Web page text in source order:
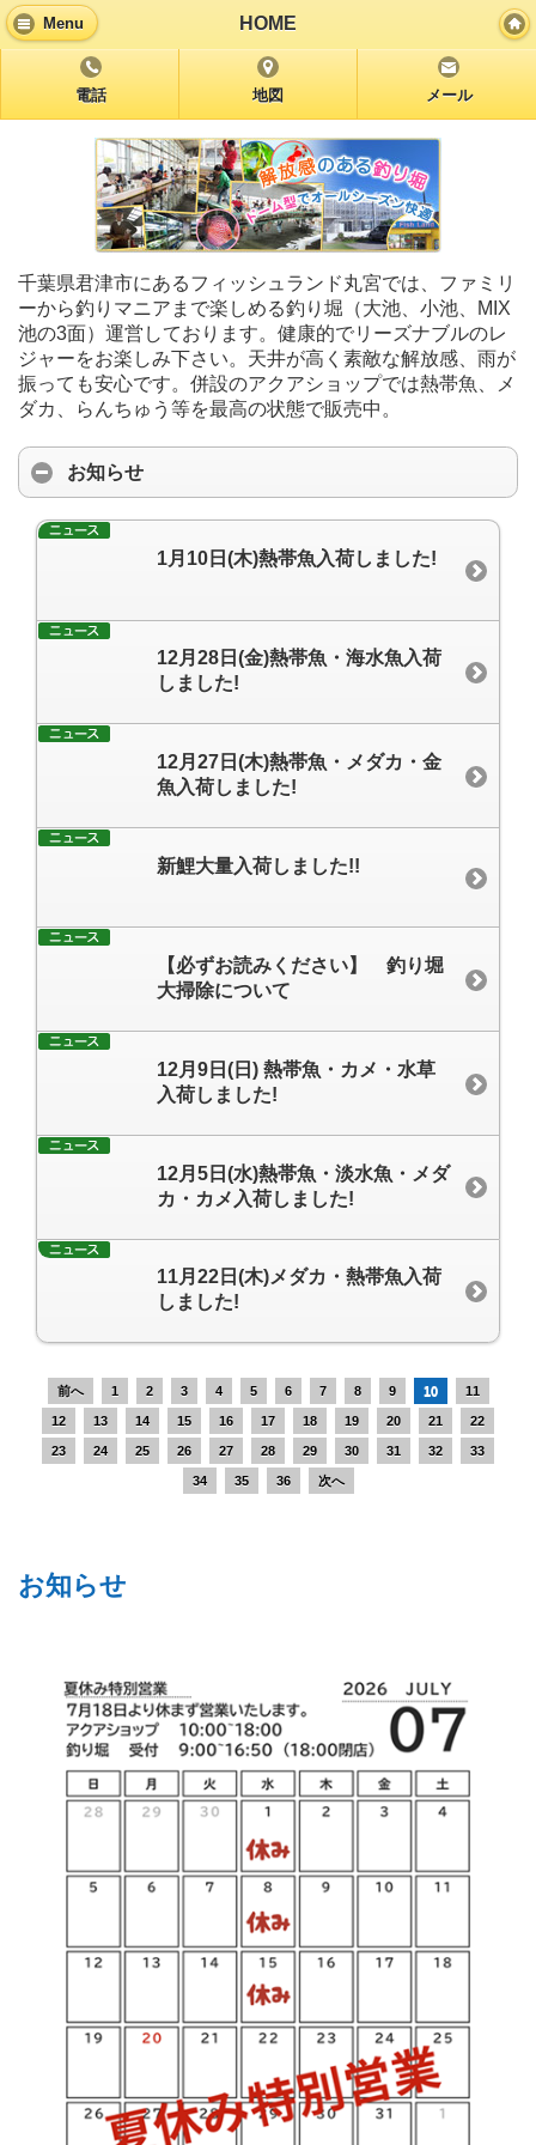
Menu HOME
電話 地図 メール
千葉県君津市にあるフィッシュランド丸宮では、ファミリ
ーから釣りマニアまで楽しめる釣り堀（大池、小池、MIX
池の3面）運営しております。健康的でリーズナブルのレ
ジャーをお楽しみ下さい。天井が高く素敵な解放感、雨が
振っても安心です。併設のアクアショップでは熱帯魚、メ
ダカ、らんちゅう等を最高の状態で販売中。
お知らせ
1月10日(木)熱帯魚入荷しました!
12月28日(金)熱帯魚・海水魚入荷
しました!
12月27日(木)熱帯魚・メダカ・金
魚入荷しました!
新鯉大量入荷しました!!
【必ずお読みください】 釣り堀
大掃除について
12月9日(日) 熱帯魚・カメ・水草
入荷しました!
12月5日(水)熱帯魚・淡水魚・メダ
カ・カメ入荷しました!
11月22日(木)メダカ・熱帯魚入荷
しました!
前へ 1 2 3 4 5 6 7 8 9 10 11
12 13 14 15 16 17 18 19 20 21 22
23 24 25 26 27 28 29 30 31 32 33
34 35 36 次へ
お知らせ